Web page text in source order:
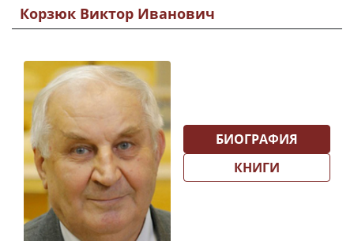
Корзюк Виктор Иванович
БИОГРАФИЯ
КНИГИ